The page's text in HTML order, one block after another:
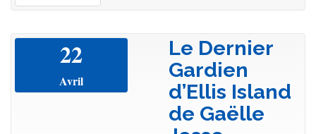
22
Avril
Le Dernier
Gardien
d’Ellis Island
de Gaëlle